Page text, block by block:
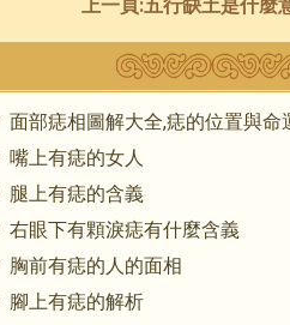
上一頁:五行缺土是什麼意思,五行缺土怎麼
面部痣相圖解大全,痣的位置與命
嘴上有痣的女人
腿上有痣的含義
右眼下有顆淚痣有什麼含義
​胸前有痣的人的面相
腳上有痣的解析